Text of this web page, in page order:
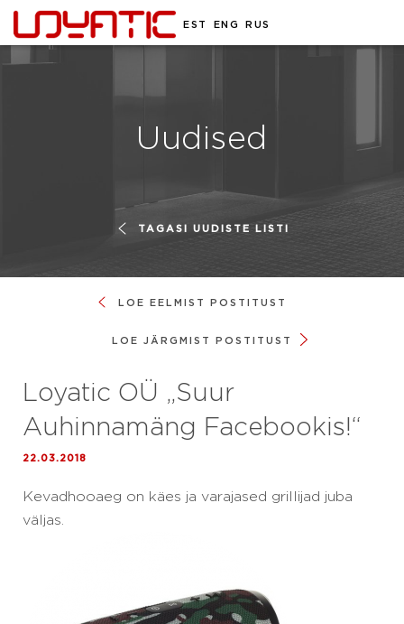
EST ENG RUS
Uudised
TAGASI UUDISTE LISTI
LOE EELMIST POSTITUST
LOE JÄRGMIST POSTITUST
Loyatic OÜ „Suur
Auhinnamäng Facebookis!“
22.03.2018
Kevadhooaeg on käes ja varajased grillijad juba
väljas.